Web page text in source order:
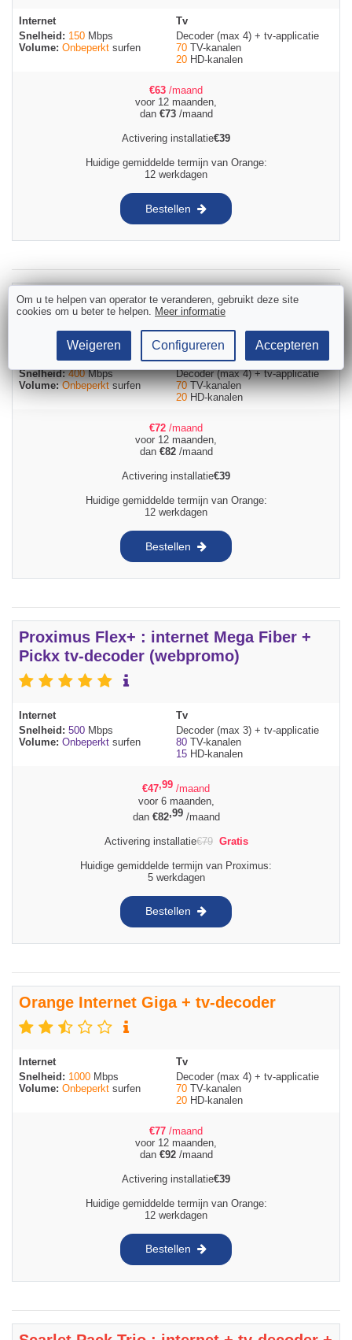
Internet
Snelheid: 150 Mbps
Volume: Onbeperkt surfen
Tv
Decoder (max 4) + tv-applicatie
70 TV-kanalen
20 HD-kanalen
€63 /maand
voor 12 maanden,
dan €73/maand
Activering installatie€39
Huidige gemiddelde termijn van Orange:
12 werkdagen
Bestellen
Orange Internet Zen + tv-decoder
Snelheid:400Mbps
Volume:Onbeperktsurfen
Tv
Decoder (max 4) + tv-applicatie
70TV-kanalen
20 HD-kanalen
€72 /maand
voor 12 maanden,
dan €82/maand
Activering installatie€39
Huidige gemiddelde termijn van Orange:
12 werkdagen
Bestellen
Proximus Flex+ : internet Mega Fiber +
Pickx tv-decoder (webpromo)
Internet
Snelheid: 500 Mbps
Volume: Onbeperkt surfen
Tv
Decoder (max 3) + tv-applicatie
80 TV-kanalen
15 HD-kanalen
€47,99 /maand
voor 6 maanden,
dan €82,99/maand
Activering installatie€79 Gratis
Huidige gemiddelde termijn van Proximus:
5 werkdagen
Bestellen
Orange Internet Giga + tv-decoder
Internet
Snelheid: 1000 Mbps
Volume: Onbeperkt surfen
Tv
Decoder (max 4) + tv-applicatie
70 TV-kanalen
20 HD-kanalen
€77 /maand
voor 12 maanden,
dan €92/maand
Activering installatie€39
Huidige gemiddelde termijn van Orange:
12 werkdagen
Bestellen
Om u te helpen van operator te veranderen, gebruikt deze site
cookies om u beter te helpen. Meer informatie
Weigeren Configureren Accepteren